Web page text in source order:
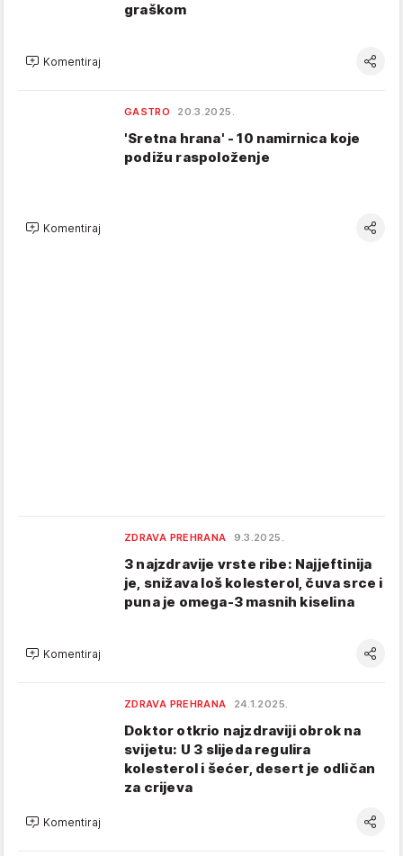
graškom
Komentiraj
GASTRO 20.3.2025.
'Sretna hrana' - 10 namirnica koje
podižu raspoloženje
Komentiraj
ZDRAVA PREHRANA 9.3.2025.
3 najzdravije vrste ribe: Najjeftinija
je, snižava loš kolesterol, čuva srce i
puna je omega-3 masnih kiselina
Komentiraj
ZDRAVA PREHRANA 24.1.2025.
Doktor otkrio najzdraviji obrok na
svijetu: U 3 slijeda regulira
kolesterol i šećer, desert je odličan
za crijeva
Komentiraj